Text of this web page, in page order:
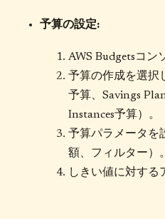
予算の設定:
AWS Budgetsコン
予算の作成を選択
予算、Savings
Instances予算）。
予算パラメータを
額、フィルター）。
しきい値に対する